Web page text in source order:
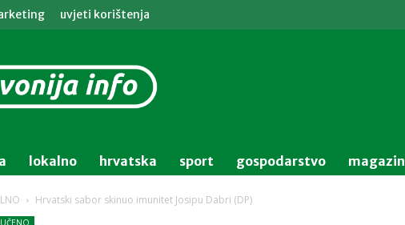
uvjeti korištenja
lokalno hrvatska sport gospodarstvo magazin
Hrvatski sabor skinuo imunitet Josipu Dabri (DP)